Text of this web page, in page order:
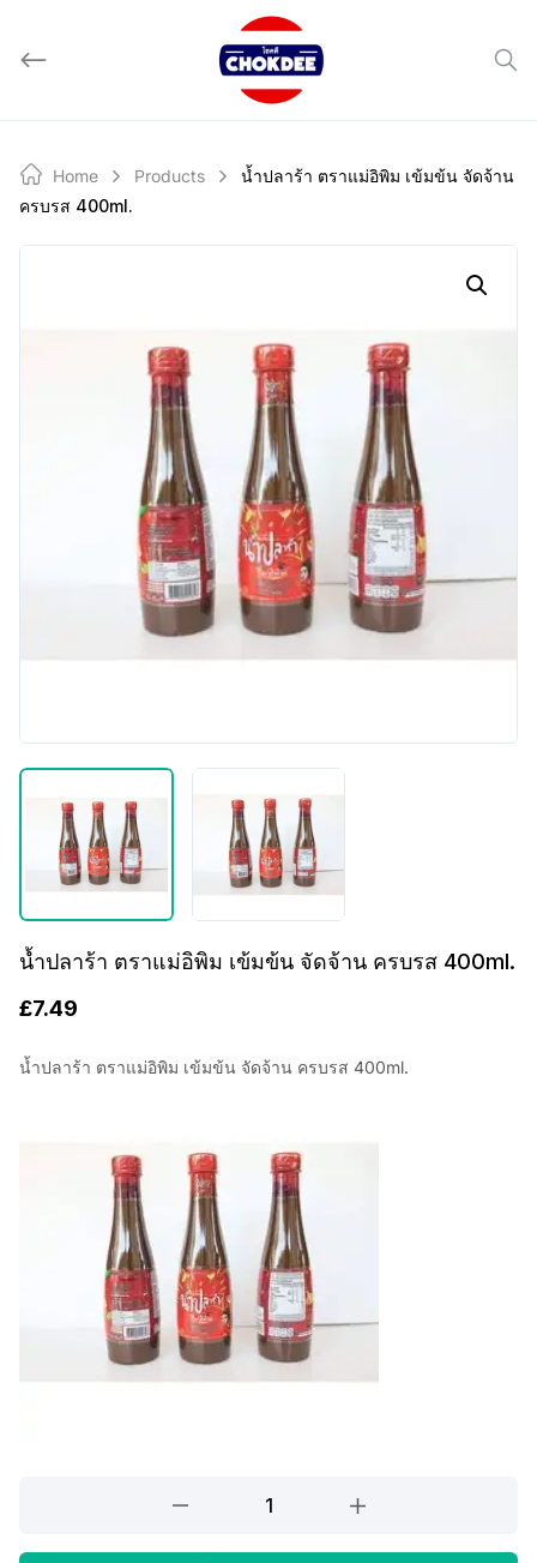
content
Home Products
น้ำปลาร้า ตราแม่อิพิม เข้มข้น จัดจ้าน
ครบรส 400ml.
น้ำปลาร้า ตราแม่อิพิม เข้มข้น จัดจ้าน ครบรส 400ml.
£7.49
น้ำปลาร้า ตราแม่อิพิม เข้มข้น จัดจ้าน ครบรส 400ml.
ตรา